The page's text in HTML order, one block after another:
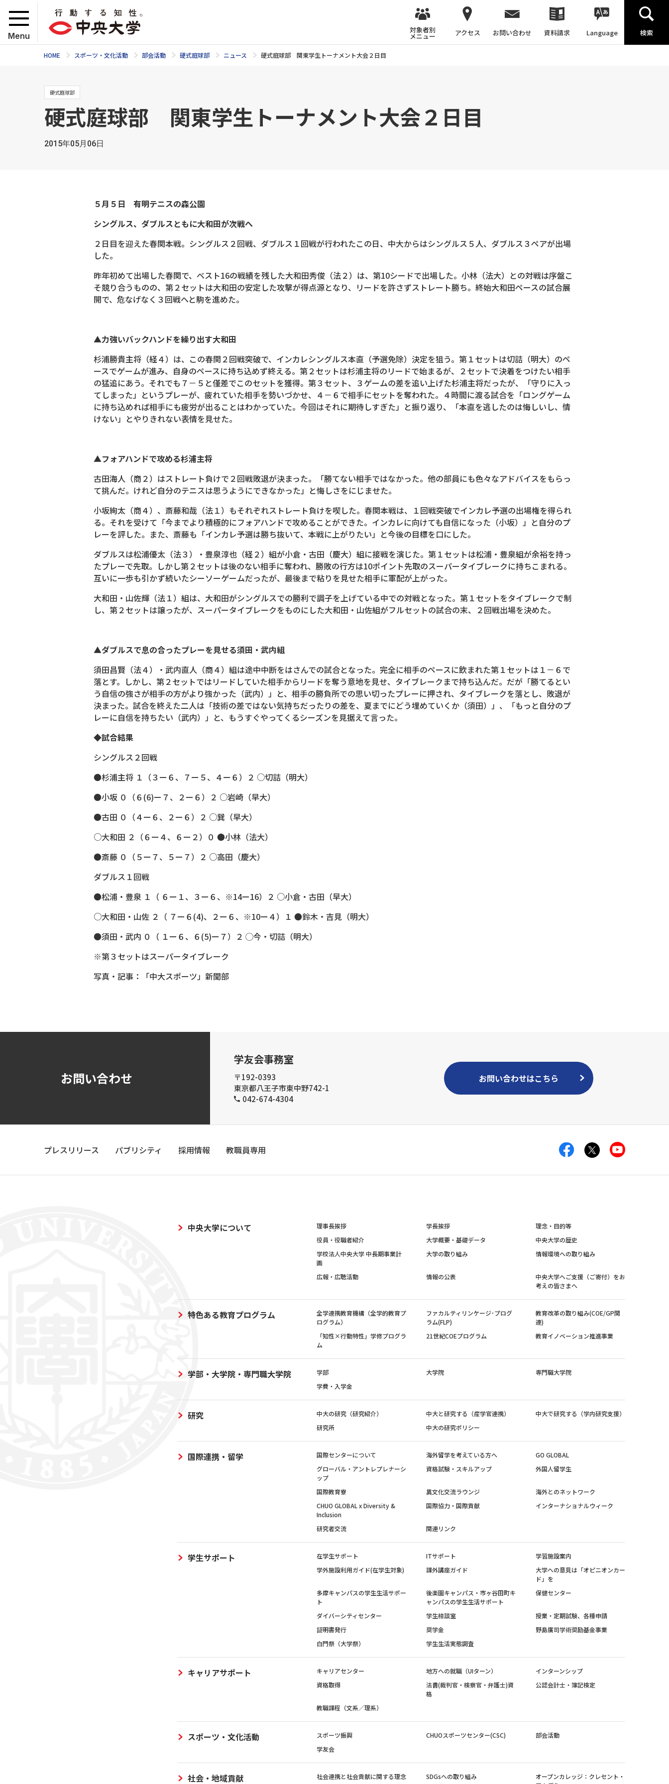
Menu
対象者別
メニュー アクセス お問い合わせ 資料請求 Language 検索
HOME スポーツ・文化活動 部会活動 硬式庭球部 ニュース 硬式庭球部 関東学生トーナメント大会２日目
硬式庭球部
硬式庭球部 関東学生トーナメント大会２日目
2015年05月06日
５月５日 有明テニスの森公園
シングルス、ダブルスともに大和田が次戦へ
２日目を迎えた春関本戦。シングルス２回戦、ダブルス１回戦が行われたこの日、中大からはシングルス５人、ダブルス３ペアが出場
した。
昨年初めて出場した春関で、ベスト16の戦績を残した大和田秀俊（法２）は、第10シードで出場した。小林（法大）との対戦は序盤こ
そ競り合うものの、第２セットは大和田の安定した攻撃が得点源となり、リードを許さずストレート勝ち。終始大和田ペースの試合展
開で、危なげなく３回戦へと駒を進めた。
▲力強いバックハンドを繰り出す大和田
杉浦勝貴主将（経４）は、この春関２回戦突破で、インカレシングルス本直（予選免除）決定を狙う。第１セットは切詰（明大）のペ
ースでゲームが進み、自身のペースに持ち込めず終える。第２セットは杉浦主将のリードで始まるが、２セットで決着をつけたい相手
の猛追にあう。それでも７－５と僅差でこのセットを獲得。第３セット、３ゲームの差を追い上げた杉浦主将だったが、「守りに入っ
てしまった」というプレーが、疲れていた相手を勢いづかせ、４－６で相手にセットを奪われた。４時間に渡る試合を「ロングゲーム
に持ち込めれば相手にも疲労が出ることはわかっていた。今回はそれに期待しすぎた」と振り返り、「本直を逃したのは悔しいし、情
けない」とやりきれない表情を見せた。
▲フォアハンドで攻める杉浦主将
古田海人（商２）はストレート負けで２回戦敗退が決まった。「勝てない相手ではなかった。他の部員にも色々なアドバイスをもらっ
て挑んだ。けれど自分のテニスは思うようにできなかった」と悔しさをにじませた。
小坂絢太（商４）、斎藤和哉（法１）もそれぞれストレート負けを喫した。春関本戦は、１回戦突破でインカレ予選の出場権を得られ
る。それを受けて「今までより積極的にフォアハンドで攻めることができた。インカレに向けても自信になった（小坂）」と自分のプ
レーを評した。また、斎藤も「インカレ予選は勝ち抜いて、本戦に上がりたい」と今後の目標を口にした。
ダブルスは松浦優太（法３）・豊泉淳也（経２）組が小倉・古田（慶大）組に接戦を演じた。第１セットは松浦・豊泉組が余裕を持っ
たプレーで先取。しかし第２セットは後のない相手に奪われ、勝敗の行方は10ポイント先取のスーパータイブレークに持ちこまれる。
互いに一歩も引かず続いたシーソーゲームだったが、最後まで粘りを見せた相手に軍配が上がった。
大和田・山佐輝（法１）組は、大和田がシングルスでの勝利で調子を上げている中での対戦となった。第１セットをタイブレークで制
し、第２セットは譲ったが、スーパータイブレークをものにした大和田・山佐組がフルセットの試合の末、２回戦出場を決めた。
▲ダブルスで息の合ったプレーを見せる須田・武内組
須田昌賢（法４）・武内直人（商４）組は途中中断をはさんでの試合となった。完全に相手のペースに飲まれた第１セットは１－６で
落とす。しかし、第２セットではリードしていた相手からリードを奪う意地を見せ、タイブレークまで持ち込んだ。だが「勝てるとい
う自信の強さが相手の方がより強かった（武内）」と、相手の勝負所での思い切ったプレーに押され、タイブレークを落とし、敗退が
決まった。試合を終えた二人は「技術の差ではない気持ちだったりの差を、夏までにどう埋めていくか（須田）」、「もっと自分のプ
レーに自信を持ちたい（武内）」と、もうすぐやってくるシーズンを見据えて言った。
◆試合結果
シングルス２回戦
●杉浦主将 １（３ー６、７ー５、４ー６）２ ○切詰（明大）
●小坂 ０（６(6)ー７、２ー６）２ ○岩崎（早大）
●古田 ０（４ー６、２ー６）２ ○巽（早大）
○大和田 ２（６ー４、６ー２）０ ●小林（法大）
●斎藤 ０（５ー７、５ー７）２ ○高田（慶大）
ダブルス１回戦
●松浦・豊泉 １（ ６ー１、３ー６、※14ー16）２ ○小倉・古田（早大）
○大和田・山佐 ２（ ７ー６(4)、２ー６、※10ー４）１ ●鈴木・吉見（明大）
●須田・武内 ０（ １ー６、６(5)ー７）２ ◯今・切詰（明大）
※第３セットはスーパータイブレーク
写真・記事：「中大スポーツ」新聞部
お問い合わせ
学友会事務室
〒192-0393
東京都八王子市東中野742-1
042-674-4304
お問い合わせはこちら
プレスリリース パブリシティ 採用情報 教職員専用
中央大学について 理事長挨拶 学長挨拶
理念・目的等
役員・役職者紹介
大学概要・基礎データ
中央大学の歴史
学校法人中央大学 中長期事業計
画
大学の取り組み 情報環境への取り組み
広報・広聴活動 情報の公表
中央大学へご支援（ご寄付）をお
考えの皆さまへ
特色ある教育プログラム
全学連携教育機構（全学的教育プ
ログラム）
ファカルティリンケージ･プログ
ラム(FLP)
教育改革の取り組み(COE/GP関
連)
「知性×行動特性」学修プログラ
ム
21世紀COEプログラム 教育イノベーション推進事業
学部・大学院・専門職大学院 学部 大学院
専門職大学院
学費・入学金
研究 中大の研究（研究紹介） 中大と研究する（産学官連携）
中大で研究する（学内研究支援）
研究所
中大の研究ポリシー
国際連携・留学 国際センターについて 海外留学を考えている方へ
GO GLOBAL
グローバル・アントレプレナーシ
ップ
資格試験・スキルアップ 外国人留学生
国際教育寮 異文化交流ラウンジ
海外とのネットワーク
CHUO GLOBAL x Diversity &
Inclusion
国際協力・国際貢献 インターナショナルウィーク
研究者交流 関連リンク
学生サポート 在学生サポート ITサポート
学習施設案内
学外施設利用ガイド(在学生対象)
課外講座ガイド
大学への意見は「オピニオンカー
ド」を
多摩キャンパスの学生生活サポー
ト
後楽園キャンパス・市ヶ谷田町キ
ャンパスの学生生活サポート
保健センター
ダイバーシティセンター 学生相談室
授業・定期試験、各種申請
証明書発行
奨学金
野島廣司学術奨励基金事業
白門祭（大学祭）
学生生活実態調査
キャリアサポート キャリアセンター 地方への就職（UIターン）
インターンシップ
資格取得
法曹(裁判官・検察官・弁護士)資
格
公認会計士・簿記検定
教職課程（文系／理系）
スポーツ・文化活動 スポーツ振興 CHUOスポーツセンター(CSC)
部会活動
学友会
社会・地域貢献 社会連携と社会貢献に関する理念 SDGsへの取り組み
オープンカレッジ：クレセント・